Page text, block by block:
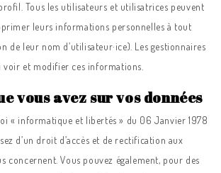
Tous les utilisateurs et utilisatrices peuvent
leurs informations personnelles à tout
de leur nom d’utilisateur·ice). Les gestionnaires
voir et modifier ces informations.
vous avez sur vos données
« informatique et libertés » du 06 Janvier 1978
d’un droit d’accès et de rectification aux
concernent. Vous pouvez également, pour des